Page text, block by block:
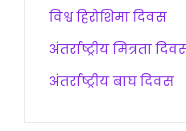
विश्व हिरोशिमा दिवस
अंतर्राष्ट्रीय मित्रता
अंतर्राष्ट्रीय बाघ दिवस